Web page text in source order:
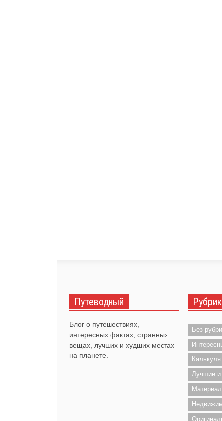
Путеводный
Блог о путешествиях,
интересных фактах, странных
вещах, лучших и худших местах
на планете.
Без
Лучшие и